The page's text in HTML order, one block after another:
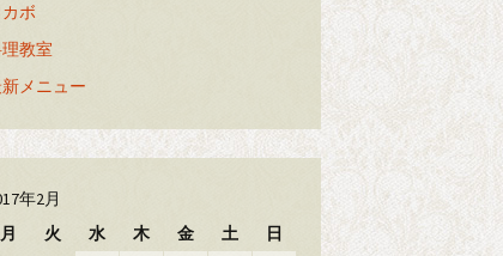
カボ
教室
メニュー
年2月
月
火 水 木 金 土 日